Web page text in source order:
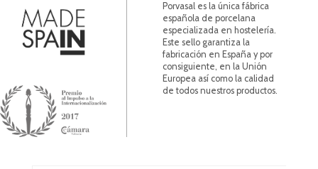
Porvasal es la única fábrica
española de porcelana
especializada en hostelería.
Este sello garantiza la
fabricación en España y por
consiguiente, en la Unión
Europea así como la calidad
de todos nuestros productos.